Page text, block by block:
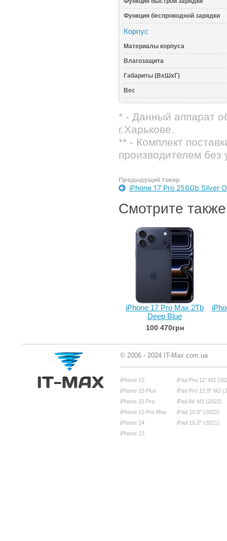
Функция беспроводной зарядки
Корпус
Материалы корпуса
Влагозащита
Габариты (ВхШхГ)
Вес
* - Данный аппарат
г.Харькове.
** - Комплект
производителем без
Предыдущий товар
iPhone 17 Pro 256Gb Silver
Смотрите также
iPhone 17 Pro Max 2Tb
Deep Blue
100 470грн
© 2006 - 2024 IT-Max.com.ua
iPhone 15
iPhone 15 Plus
iPhone 15 Pro
iPhone 15 Pro Max
iPhone 14
iPhone 13
iPad Pro 11" M2
iPad Pro 12.9" M2
iPad Air M1 (2022)
iPad 10.9" (2022)
iPad 10.2" (2021)